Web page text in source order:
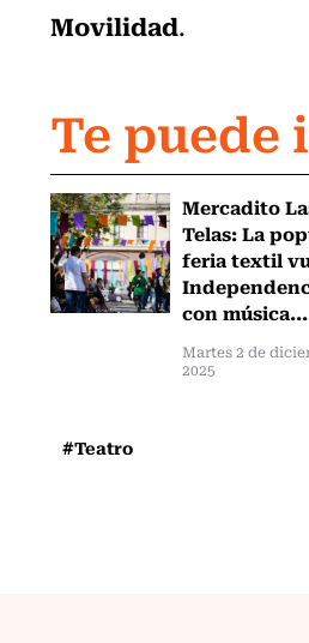
Movilidad.
Te puede
Mercadito
Telas: La
feria textil
con música...
Martes 2 de
2025
#Teatro